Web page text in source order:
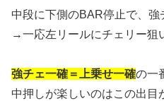
中段に下側のBAR停止で、強
→一応左リールにチェリー狙
強チェ一確＝上乗せ一確の一
中押しが楽しいのはこの出目